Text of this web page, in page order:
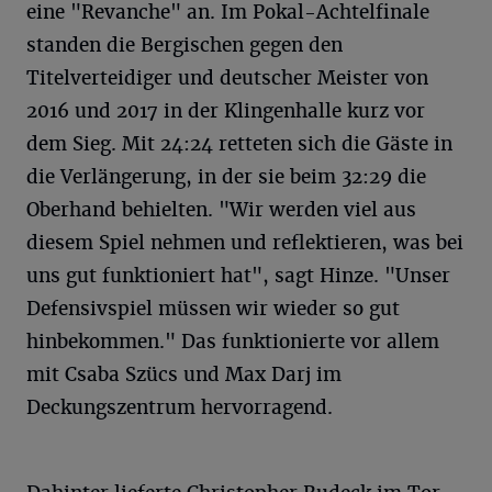
eine "Revanche" an. Im Pokal-Achtelfinale
standen die Bergischen gegen den
Titelverteidiger und deutscher Meister von
2016 und 2017 in der Klingenhalle kurz vor
dem Sieg. Mit 24:24 retteten sich die Gäste in
die Verlängerung, in der sie beim 32:29 die
Oberhand behielten. "Wir werden viel aus
diesem Spiel nehmen und reflektieren, was bei
uns gut funktioniert hat", sagt Hinze. "Unser
Defensivspiel müssen wir wieder so gut
hinbekommen." Das funktionierte vor allem
mit Csaba Szücs und Max Darj im
Deckungszentrum hervorragend.